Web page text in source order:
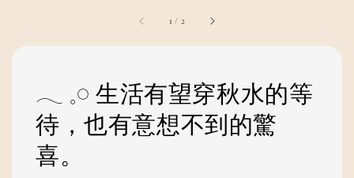
1 / 2
𓂃 𓈒𓏸 生活有望穿秋水的等
待，也有意想不到的驚
喜。